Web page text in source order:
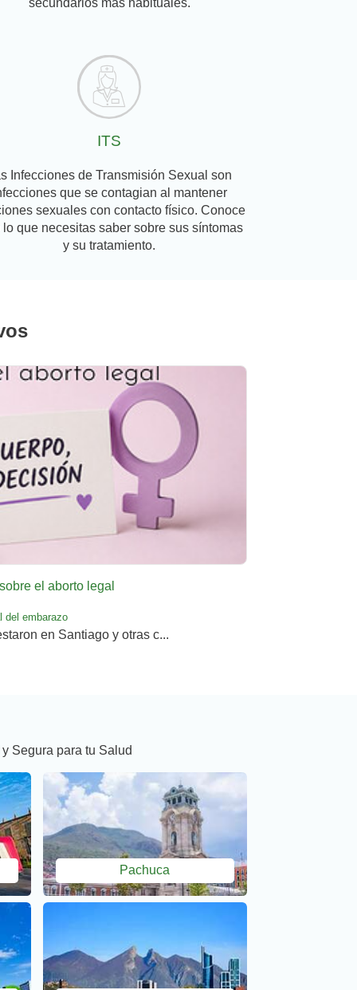
secundarios más habituales.
ITS
Infecciones de Transmisión Sexual son
que se contagian al mantener
sexuales con contacto físico. Conoce
lo que necesitas saber sobre sus síntomas
y su tratamiento.
el aborto legal
del embarazo
en Santiago y otras c...
Segura para tu Salud
Pachuca